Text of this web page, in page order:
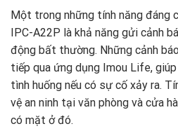
Một trong những tính năng đáng
IPC-A22P là khả năng gửi cảnh
động bất thường. Những cảnh
tiếp qua ứng dụng Imou Life,
tình huống nếu có sự cố xảy ra.
vệ an ninh tại văn phòng và cửa
có mặt ở đó.